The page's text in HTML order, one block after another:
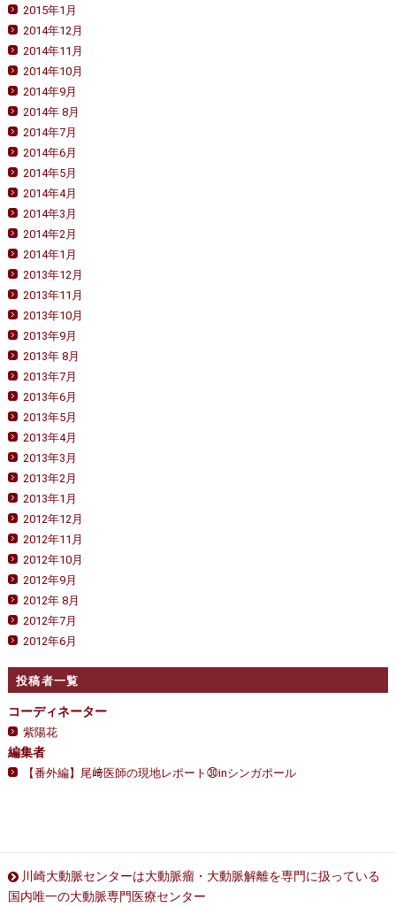
2015年1月
2014年12月
2014年11月
2014年10月
2014年9月
2014年 8月
2014年7月
2014年6月
2014年5月
2014年4月
2014年3月
2014年2月
2014年1月
2013年12月
2013年11月
2013年10月
2013年9月
2013年 8月
2013年7月
2013年6月
2013年5月
2013年4月
2013年3月
2013年2月
2013年1月
2012年12月
2012年11月
2012年10月
2012年9月
2012年 8月
2012年7月
2012年6月
投稿者一覧
コーディネーター
紫陽花
編集者
【番外編】尾﨑医師の現地レポート㉚inシンガポール
川崎大動脈センターは大動脈瘤・大動脈解離を専門に扱っている
国内唯一の大動脈専門医療センター